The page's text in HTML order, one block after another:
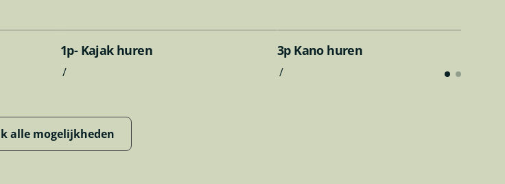
1p- Kajak huren
/
3p Kano huren
/
alle mogelijkheden